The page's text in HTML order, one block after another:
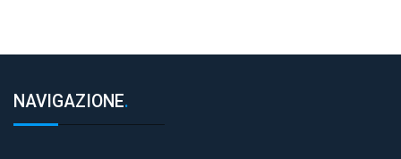
NAVIGAZIONE.